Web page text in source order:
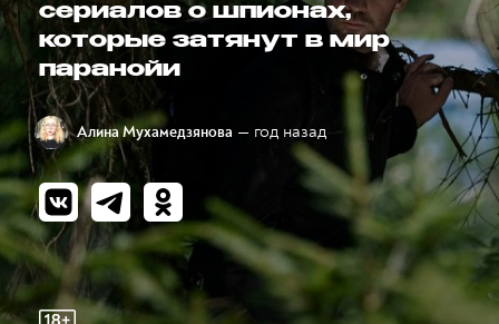
сериалов о шпионах,
которые затянут в мир
паранойи
Алина Мухамедзянова — год назад